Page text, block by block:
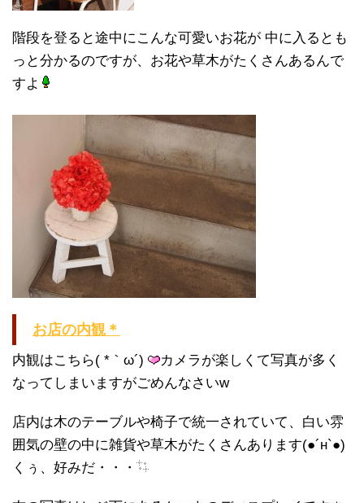
階段を登ると途中にこんな可愛いお花が 中に入るとも
っと分かるのですが、お花や草木がたくさんあるんで
すよ
お店の内観＊
内観はこちら( *｀ω´)
カメラが楽しくて写真が多く
なってしまいますがごめんなさいw
店内は木のテーブルや椅子で統一されていて、白い雰
囲気の壁の中に雑貨や草木がたくさんあります(●´н`●)
くぅ、好みだ・・・